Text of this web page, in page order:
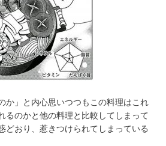
か」と内心思いつつもこの料理はこれ
るのかと他の料理と比較してしまって
どおり、惹きつけられてしまっている